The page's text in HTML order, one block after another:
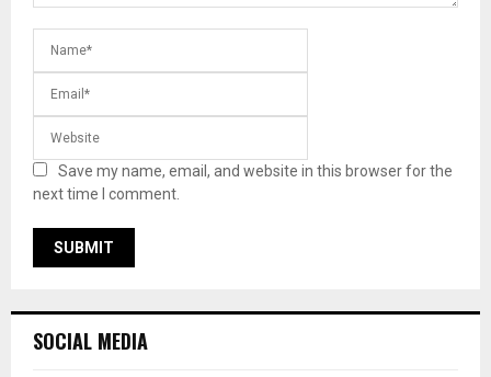
Save my name, email, and website in this browser for the
next time I comment.
SOCIAL MEDIA